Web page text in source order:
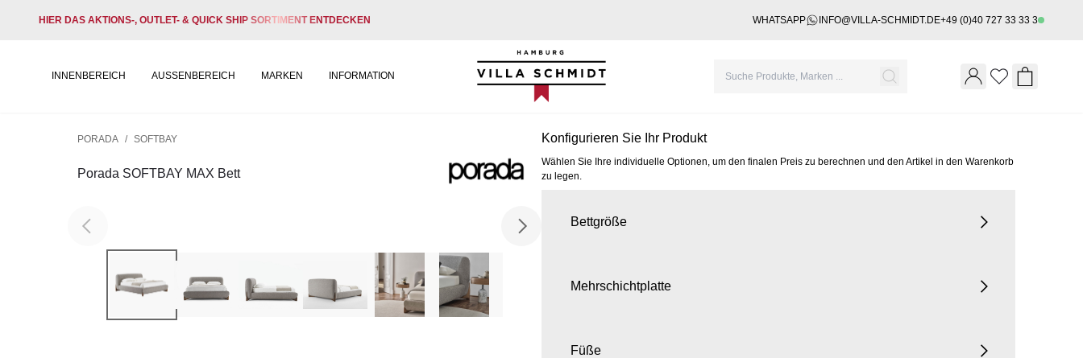
HIER DAS AKTIONS-, OUTLET- & QUICK SHIP SORTIMENT ENTDECKEN WHATSAPP INFO@VILLA-SCHMIDT.DE+49 (0)40 727 33 33 3
INNENBEREICH AUSSENBEREICH MARKEN INFORMATION
Villa Schmidt
Wishlist
PORADA / SOFTBAY
Porada SOFTBAY MAX Bett
Konfigurieren Sie Ihr Produkt
Wählen Sie Ihre individuelle Optionen, um den finalen Preis zu berechnen und den Artikel in den Warenkorb
zu legen.
Bettgröße
Mehrschichtplatte
Füße